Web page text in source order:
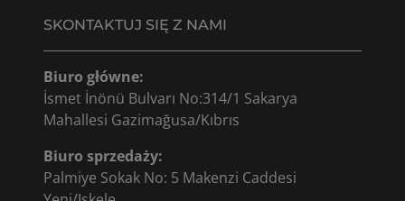
SKONTAKTUJ SIĘ Z NAMI
Biuro główne:
İsmet İnönü Bulvarı No:314/1 Sakarya
Mahallesi Gazimağusa/Kıbrıs
Biuro sprzedaży:
Palmiye Sokak No: 5 Makenzi Caddesi